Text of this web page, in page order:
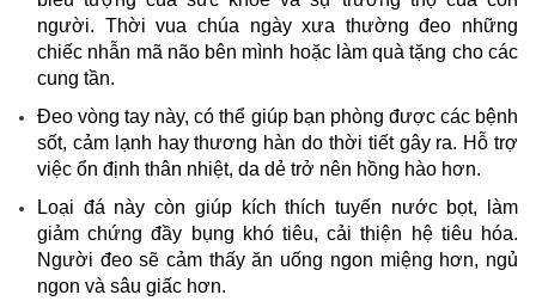
người. Thời vua chúa ngày xưa thường đeo những
chiếc nhẫn mã não bên mình hoặc làm quà tặng cho các
cung tần.
Đeo vòng tay này, có thể giúp bạn phòng được các bệnh
sốt, cảm lạnh hay thương hàn do thời tiết gây ra. Hỗ trợ
việc ổn định thân nhiệt, da dẻ trở nên hồng hào hơn.
Loại đá này còn giúp kích thích tuyến nước bọt, làm
giảm chứng đầy bụng khó tiêu, cải thiện hệ tiêu hóa.
Người đeo sẽ cảm thấy ăn uống ngon miệng hơn, ngủ
ngon và sâu giấc hơn.